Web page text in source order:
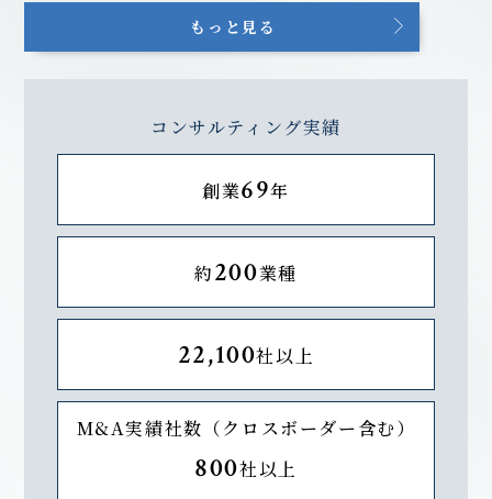
もっと見る
コンサルティング実績
創業69年
約200業種
22,100社以上
M&A実績社数（クロスボーダー含む）
800社以上